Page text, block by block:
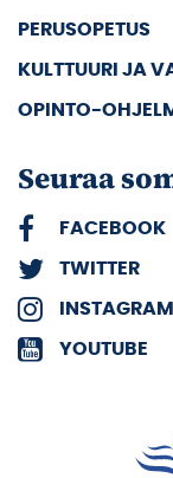
PERUSOPETUS
KULTTUURI JA
OPINTO-
Seuraa
FACEBOOK
TWITTER
INSTAGRAM
YOUTUBE